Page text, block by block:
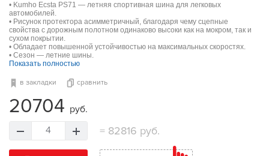
• Kumho Ecsta PS71 — летняя спортивная шина для легковых
автомобилей.
• Рисунок протектора асимметричный, благодаря чему сцепные
свойства с дорожным полотном одинаково высоки как на мокром, так и
сухом покрытии.
• Обладает повышенной устойчивостью на максимальных скоростях.
• Сезон — летние шины.
Показать полностью
в закладки сравнить
20704 руб.
4 =82816 руб.